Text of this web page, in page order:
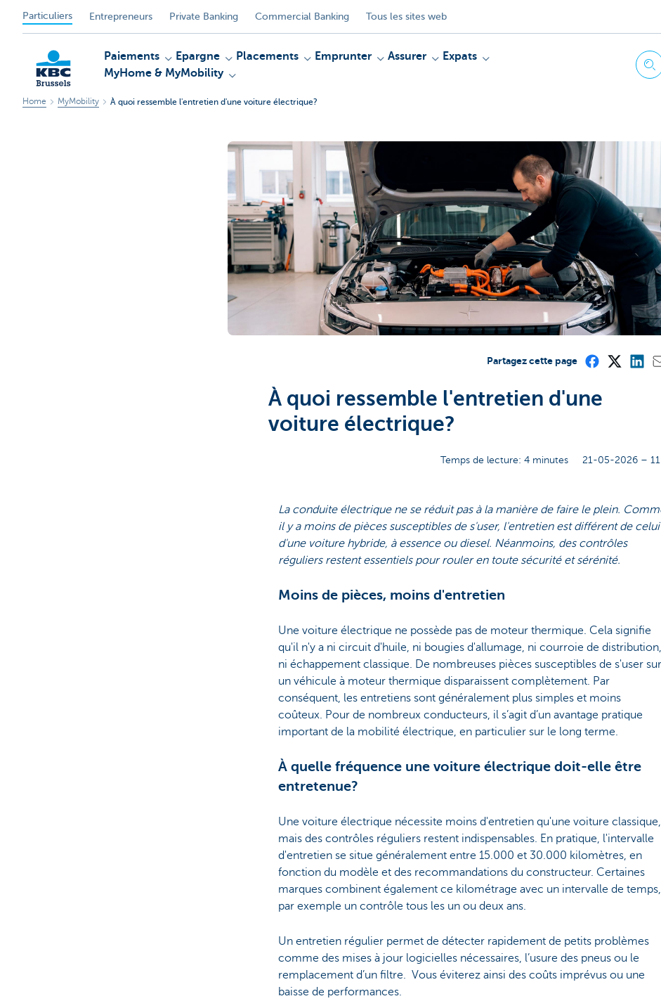
Particuliers Entrepreneurs Private Banking Commercial Banking Tous les sites web
Paiements Epargne Placements Emprunter Assurer
Expats
MyHome & MyMobility
Home MyMobility À quoi ressemble l'entretien d'une voiture électrique?
Partagez cette page
À quoi ressemble l'entretien d'une
voiture électrique?
Temps de lecture: 4 minutes 21-05-2026 –
La conduite électrique ne se réduit pas à la manière de faire le plein.
il y a moins de pièces susceptibles de s'user, l'entretien est différent de celui
d'une voiture hybride, à essence ou diesel. Néanmoins, des contrôles
réguliers restent essentiels pour rouler en toute sécurité et sérénité.
Moins de pièces, moins d'entretien
Une voiture électrique ne possède pas de moteur thermique. Cela signifie
qu'il n'y a ni circuit d'huile, ni bougies d'allumage, ni courroie de distribution,
ni échappement classique. De nombreuses pièces susceptibles de s'user sur
un véhicule à moteur thermique disparaissent complètement. Par
conséquent, les entretiens sont généralement plus simples et moins
coûteux. Pour de nombreux conducteurs, il s’agit d’un avantage pratique
important de la mobilité électrique, en particulier sur le long terme.
À quelle fréquence une voiture électrique doit-elle être
entretenue?
Une voiture électrique nécessite moins d'entretien qu'une voiture classique,
mais des contrôles réguliers restent indispensables. En pratique, l'intervalle
d'entretien se situe généralement entre 15.000 et 30.000 kilomètres, en
fonction du modèle et des recommandations du constructeur. Certaines
marques combinent également ce kilométrage avec un intervalle de temps,
par exemple un contrôle tous les un ou deux ans.
Un entretien régulier permet de détecter rapidement de petits problèmes
comme des mises à jour logicielles nécessaires, l’usure des pneus ou le
remplacement d’un filtre. Vous éviterez ainsi des coûts imprévus ou une
baisse de performances.